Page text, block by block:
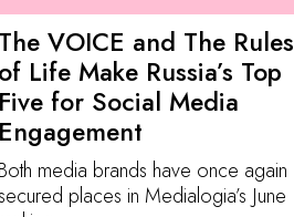
The VOICE and The Rules
of Life Make Russia’s Top
Five for Social Media
Engagement
Both media brands have once again
places in Medialogia’s June